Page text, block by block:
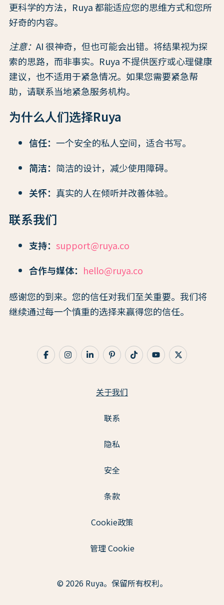
更科学的方法，Ruya 都能适应您的思维方式和您所
好奇的内容。
注意： AI 很神奇，但也可能会出错。将结果视为探
索的思路，而非事实。Ruya 不提供医疗或心理健康
建议，也不适用于紧急情况。如果您需要紧急帮
助，请联系当地紧急服务机构。
为什么人们选择Ruya
信任： 一个安全的私人空间，适合书写。
简洁： 简洁的设计，减少使用障碍。
关怀： 真实的人在倾听并改善体验。
联系我们
支持： support@ruya.co
合作与媒体： hello@ruya.co
感谢您的到来。您的信任对我们至关重要。我们将
继续通过每一个慎重的选择来赢得您的信任。
关于我们
联系
隐私
安全
条款
Cookie政策
管理 Cookie
© 2026 Ruya。保留所有权利。